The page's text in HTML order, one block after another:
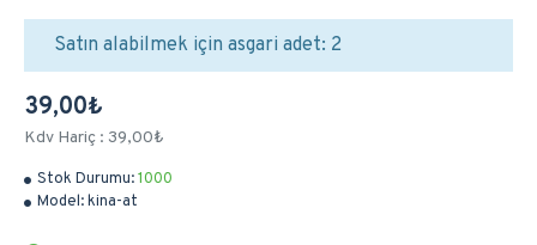
Stok Durumu:1000
Model:kina-at
39,00₺
Kdv Hariç : 39,00₺
Satın alabilmek için asgari adet: 2